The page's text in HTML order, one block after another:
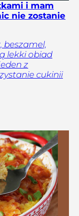
i mam
nie zostanie
beszamel,
lekki obiad
z
cukinii